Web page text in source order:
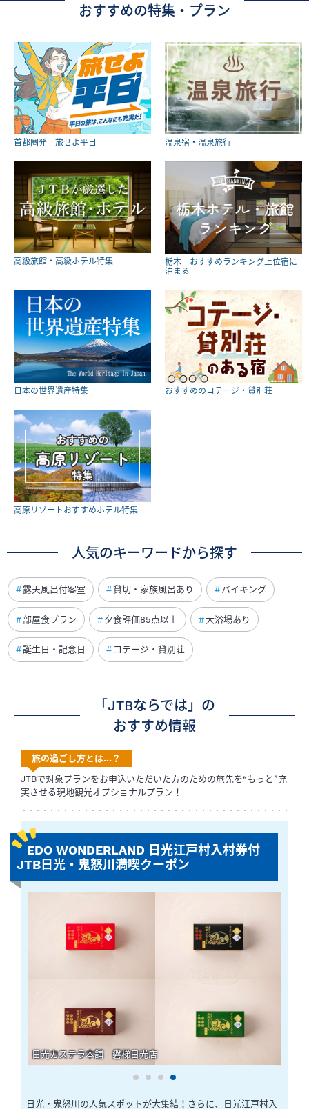
おすすめの特集・プラン
首都圏発 旅せよ平日 温泉宿・温泉旅行
高級旅館・高級ホテル特集
栃木 おすすめランキング上位宿に
泊まる
日本の世界遺産特集 おすすめのコテージ・貸別荘
高原リゾートおすすめホテル特集
人気のキーワードから探す
露天風呂付客室 貸切・家族風呂あり バイキング
部屋食プラン 夕食評価85点以上 大浴場あり
誕生日・記念日 コテージ・貸別荘
「JTBならでは」の
おすすめ情報
旅の過ごし方とは…？
JTBで対象プランをお申込いただいた方のための旅先を“もっと”充
実させる現地観光オプショナルプラン！
EDO WONDERLAND 日光江戸村入村券付
JTB日光・鬼怒川満喫クーポン
日光カステラ本舗 磐梯日光店
1 2 3 4
日光・鬼怒川の人気スポットが大集結！さらに、日光江戸村入